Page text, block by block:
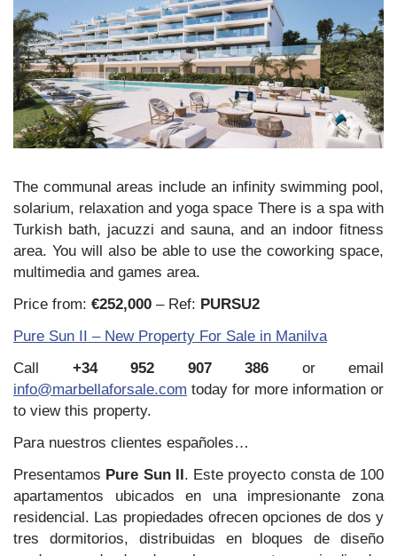
The communal areas include an infinity swimming pool,
solarium, relaxation and yoga space There is a spa with
Turkish bath, jacuzzi and sauna, and an indoor fitness
area. You will also be able to use the coworking space,
multimedia and games area.
Price from: €252,000 – Ref: PURSU2
Pure Sun II – New Property For Sale in Manilva
Call +34 952 907 386 or email
info@marbellaforsale.com today for more information or
to view this property.
Para nuestros clientes españoles…
Presentamos Pure Sun II . Este proyecto consta de 100
apartamentos ubicados en una impresionante zona
residencial. Las propiedades ofrecen opciones de dos y
tres dormitorios, distribuidas en bloques de diseño